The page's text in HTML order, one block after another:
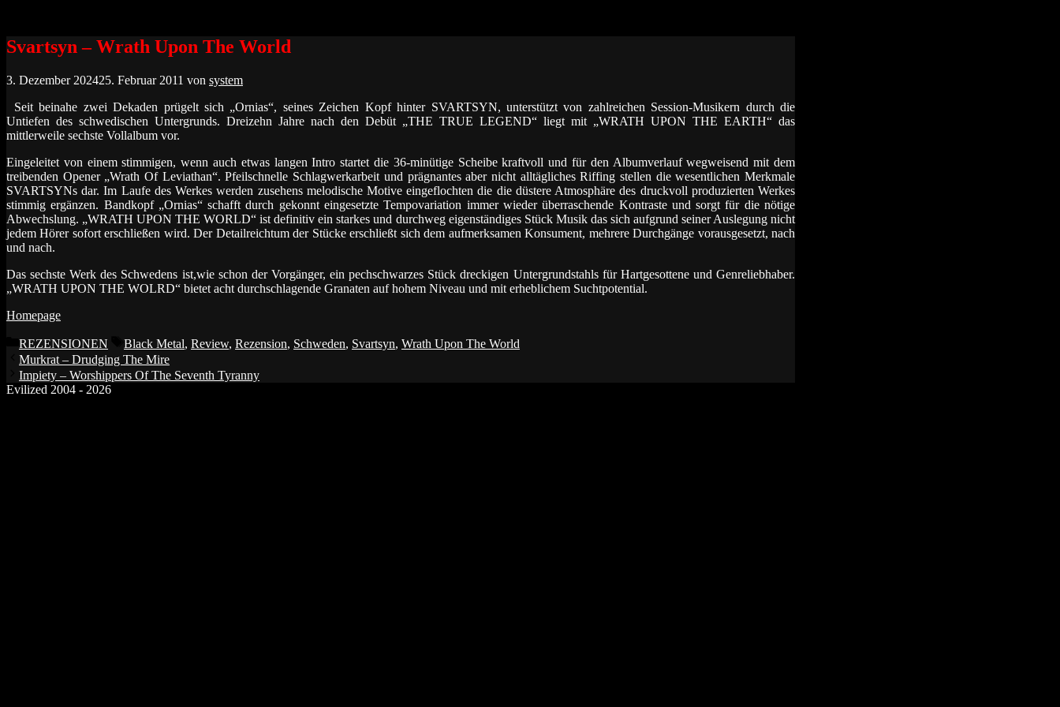
springen
Svartsyn – Wrath Upon The World
3. Dezember 202425. Februar 2011 von system
Seit beinahe zwei Dekaden prügelt sich „Ornias“, seines Zeichen Kopf hinter SVARTSYN, unterstützt von zahlreichen Session-Musikern durch die
Untiefen des schwedischen Untergrunds. Dreizehn Jahre nach den Debüt „THE TRUE LEGEND“ liegt mit „WRATH UPON THE EARTH“ das
mittlerweile sechste Vollalbum vor.
Eingeleitet von einem stimmigen, wenn auch etwas langen Intro startet die 36-minütige Scheibe kraftvoll und für den Albumverlauf wegweisend mit dem
treibenden Opener „Wrath Of Leviathan“. Pfeilschnelle Schlagwerkarbeit und prägnantes aber nicht alltägliches Riffing stellen die wesentlichen Merkmale
SVARTSYNs dar.Im Laufe des Werkes werden zusehens melodische Motive eingeflochten die die düstere Atmosphäre des druckvoll produzierten Werkes
stimmig ergänzen. Bandkopf „Ornias“ schafft durch gekonnt eingesetzte Tempovariation immer wieder überraschende Kontraste und sorgt für die nötige
Abwechslung. „WRATH UPON THE WORLD“ ist definitiv ein starkes und durchweg eigenständiges Stück Musik das sich aufgrund seiner Auslegung nicht
jedem Hörer sofort erschließen wird. Der Detailreichtum der Stücke erschließt sich dem aufmerksamen Konsument, mehrere Durchgänge vorausgesetzt, nach
und nach.
Das sechste Werk des Schwedens ist,wie schon der Vorgänger, ein pechschwarzes Stück dreckigen Untergrundstahls für Hartgesottene und Genreliebhaber.
„WRATH UPON THE WOLRD“ bietet acht durchschlagende Granaten auf hohem Niveau und mit erheblichem Suchtpotential.
Homepage
Kategorien
REZENSIONEN Schlagwörter
Black Metal, Review, Rezension, Schweden, Svartsyn, Wrath Upon The World
Murkrat – Drudging The Mire
Impiety – Worshippers Of The Seventh Tyranny
Evilized 2004 - 2026